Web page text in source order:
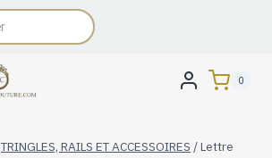
0
TRINGLES, RAILS ET ACCESSOIRES /Lettre